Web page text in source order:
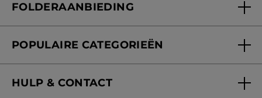
Onze beloften
Blog Act Beautiful
FOLDERAANBIEDING
POPULAIRE CATEGORIEËN
Aanbiedingen
HULP & CONTACT